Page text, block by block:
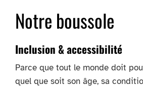
Notre boussole
Inclusion & accessibilité
Parce que tout le monde doit
quel que soit son âge, sa